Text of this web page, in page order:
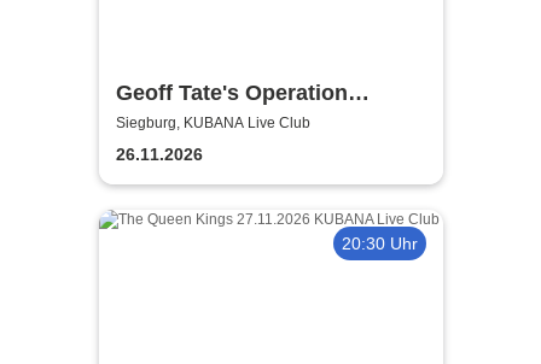
Geoff Tate's Operation
Mindcrime - The Final
Chapter
Siegburg, KUBANA Live Club
26.11.2026
20:30 Uhr